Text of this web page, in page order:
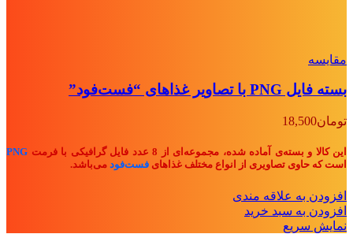
مقايسه
بسته فایل PNG با تصاویر غذاهای “فست‌فود”
تومان18,500
این کالا و بسته‌ی آماده شده، مجموعه‌ای از 8 عدد فایل گرافیکی با فرمت
PNG
است که حاوی تصاویری از انواع مختلف غذاهای فست‌فود می‌باشد.
افزودن به علاقه مندی
افزودن به سبد خرید
نمایش سریع